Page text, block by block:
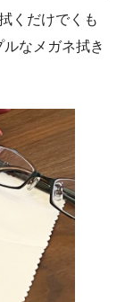
くだけでくも
なメガネ拭き